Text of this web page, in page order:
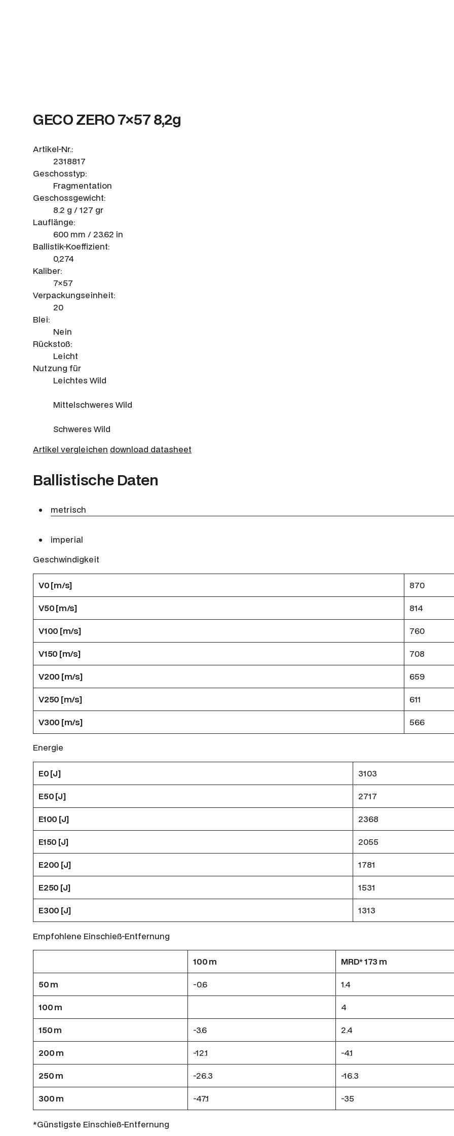
GECO ZERO 7×57 8,2g
Artikel-Nr.:
2318817
Geschosstyp:
Fragmentation
Geschossgewicht:
8.2 g / 127 gr
Lauflänge:
600 mm / 23.62 in
Ballistik-Koeffizient:
0,274
Kaliber:
7×57
Verpackungseinheit:
20
Blei:
Nein
Rückstoß:
Leicht
Nutzung für
Leichtes Wild
Mittelschweres Wild
Schweres Wild
Artikel vergleichen download datasheet
Ballistische Daten
metrisch
imperial
Geschwindigkeit
V0 [m/s] 870
V50 [m/s] 814
V100 [m/s] 760
V150 [m/s] 708
V200 [m/s] 659
V250 [m/s] 611
V300 [m/s] 566
Energie
E0 [J] 3103
E50 [J] 2717
E100 [J] 2368
E150 [J] 2055
E200 [J] 1781
E250 [J] 1531
E300 [J] 1313
Empfohlene Einschieß-Entfernung
100 m MRD* 173 m
50 m -0.6 1.4
100 m 4
150 m -3.6 2.4
200 m -12.1 -4.1
250 m -26.3 -16.3
300 m -47.1 -35
*Günstigste Einschieß-Entfernung